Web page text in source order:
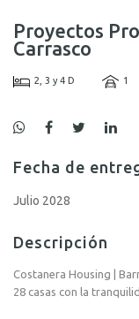
Proyectos
Carrasco
2, 3 y 4 D 1
Fecha de
Julio 2028
Descripción
Costanera Housing |
28 casas con la